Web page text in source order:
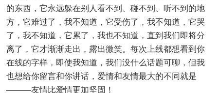
的东西，它永远躲在别人看不到、碰不到、听不到的地
方，它难过了，我不知道，它受伤了，我不知道，它哭
了，我不知道，它累了，我也不知道，直到我们即将分
离了，它才渐渐走出，露出微笑。每次上线都想看到你
在线的字样，即使我知道，我们没什么话题可聊，但我
也想给你留言和你讲话，爱情和友情最大的不同就是
———友情比爱情更加坚固！